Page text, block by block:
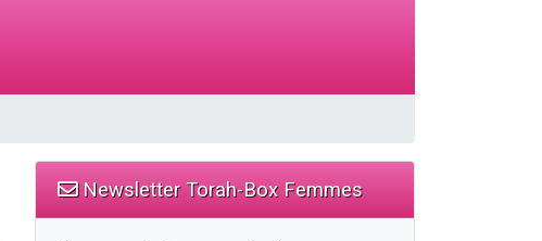
à travers le temps
Newsletter Torah-Box Femmes